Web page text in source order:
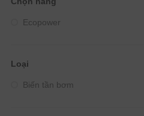
Giá từ 4000000đ - 5000000đ
Ecopower
Loại
Biến tần bơm